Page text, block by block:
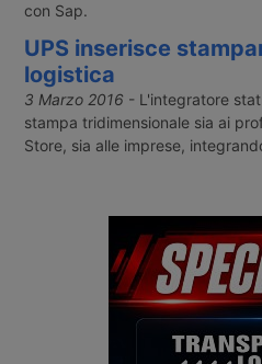
con Sap.
UPS inserisce
logistica
3 Marzo 2016 - L'integratore
stampa tridimensionale sia ai
Store, sia alle imprese,